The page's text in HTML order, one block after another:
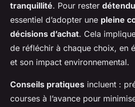
tranquillité. Pour rester
essentiel d’adopter une pleine
décisions d’achat. Cela
de réfléchir à chaque choix, en
et son impact environnemental.
Conseils pratiques incluent :
courses à l’avance pour